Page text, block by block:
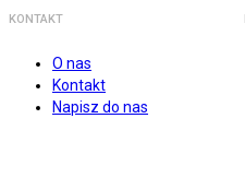
KONTAKT
O nas
Kontakt
Napisz do nas